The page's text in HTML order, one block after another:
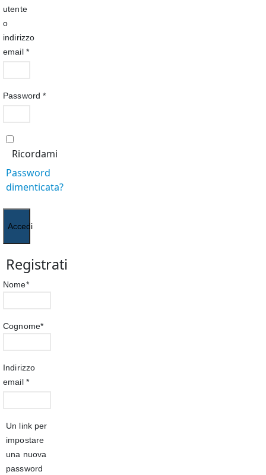
utente
o
indirizzo
email *
Password*
Ricordami
Password
dimenticata?
Accedi
Registrati
Nome*
Cognome*
Indirizzo
email *
Un link per
impostare
una nuova
password